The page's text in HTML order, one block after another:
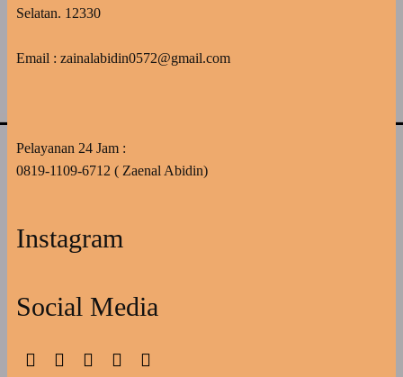
Selatan. 12330
Email : zainalabidin0572@gmail.com
Pelayanan 24 Jam :
0819-1109-6712 ( Zaenal Abidin)
Instagram
Social Media